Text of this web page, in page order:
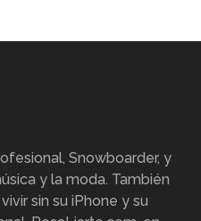
Snowboarder, y
y la moda. También
sin su iPhone y su